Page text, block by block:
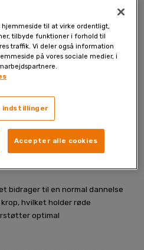
cobalamin, er et af de
nødvendige for at opretholde
en afgørende rolle i at
og proteiner fra mad til
et normalt energigivende
træthed og udmattethed.
det i 6
pris!
bidrager til en normal dannelse
hvilket holder røde
optimal
til at virke ordentligt,
tilbyde funktioner i forhold til
traffik. Vi deler også information
på vores sociale medier, i
indstillinger
Accepter alle cookies